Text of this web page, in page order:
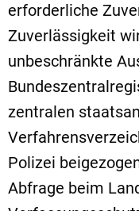
erforderliche
Zuverlässigkeit
unbeschränkte
zentralen
Polizei
Abfrage beim